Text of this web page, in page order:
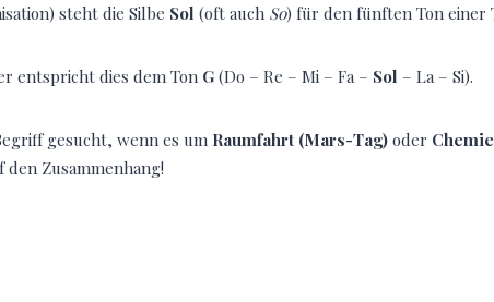
steht die Silbe Sol (oft auch So) für den fünften Ton einer
entspricht dies dem Ton G (Do – Re – Mi – Fa – Sol – La – Si).
gesucht, wenn es um Raumfahrt (Mars-Tag) oder
den Zusammenhang!